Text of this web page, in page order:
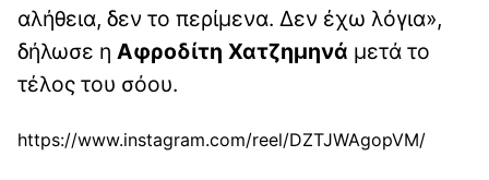
αλήθεια, δεν το περίμενα. Δεν έχω λόγια»,
δήλωσε η Αφροδίτη Χατζημηνά μετά το
τέλος του σόου.
https://www.instagram.com/reel/DZTJWAgopVM/